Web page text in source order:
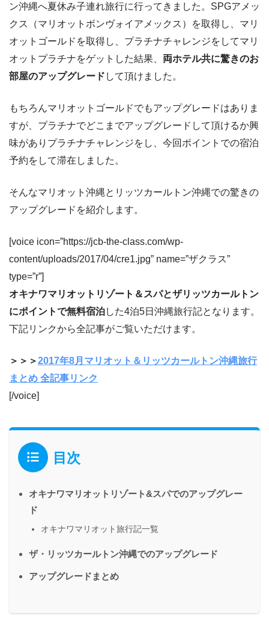
ン沖縄へ夏休み子連れ旅行に行ってきました。SPGアメッ
クス（マリオットボンヴォイアメックス）を取得し、マリ
オットゴールドを取得し、プラチナチャレンジをしてマリ
オットプラチナをゲットした結果、 両ホテル共に驚きのお
部屋のアップグレード して頂けました。
もちろんマリオットゴールドでもアップグレードはありま
すが、プラチナでどこまでアップグレードして頂けるか興
味がありプラチナチャレンジをし、今回ポイントでの宿泊
予約をして滞在しました。
そんなマリオット沖縄とリッツカールトン沖縄での驚きの
アップグレードを紹介します。
[voice icon=”https://jcb-the-class.com/wp-
content/uploads/2017/04/cre1.jpg” name=”ザクラス”
type=”r”]
オキナワマリオットリゾート＆スパとザリッツカールトン
にポイントで無料宿泊した4泊5日沖縄旅行記となります。
下記リンクから全記事がご覧いただけます。
＞＞＞2017年8月マリオット＆リッツカールトン沖縄旅行
まとめ 全記事リンク
[/voice]
目次
オキナワマリオットリゾート&スパでのアップグレー
ド
オキナワマリオット旅行記一覧
ザ・リッツカールトン沖縄でのアップグレード
アップグレードまとめ